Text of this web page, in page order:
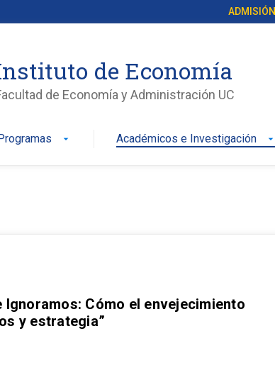
ADMISIÓN
de Economía
de Economía y Administración UC
arrow_drop_down Académicos e Investigación arrow_drop_down
Ignoramos: Cómo el envejecimiento
y estrategia”